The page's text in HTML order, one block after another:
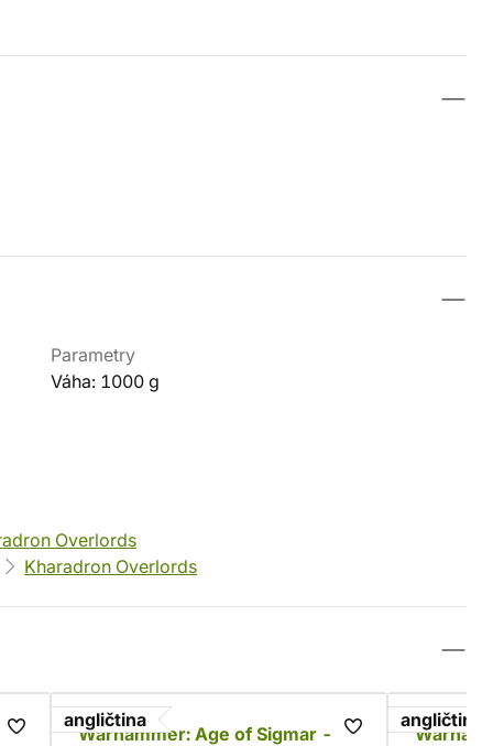
Parametry
Váha: 1000 g
Overlords
Kharadron Overlords
angličtina
Warhammer: Age of Sigmar -
angličtina